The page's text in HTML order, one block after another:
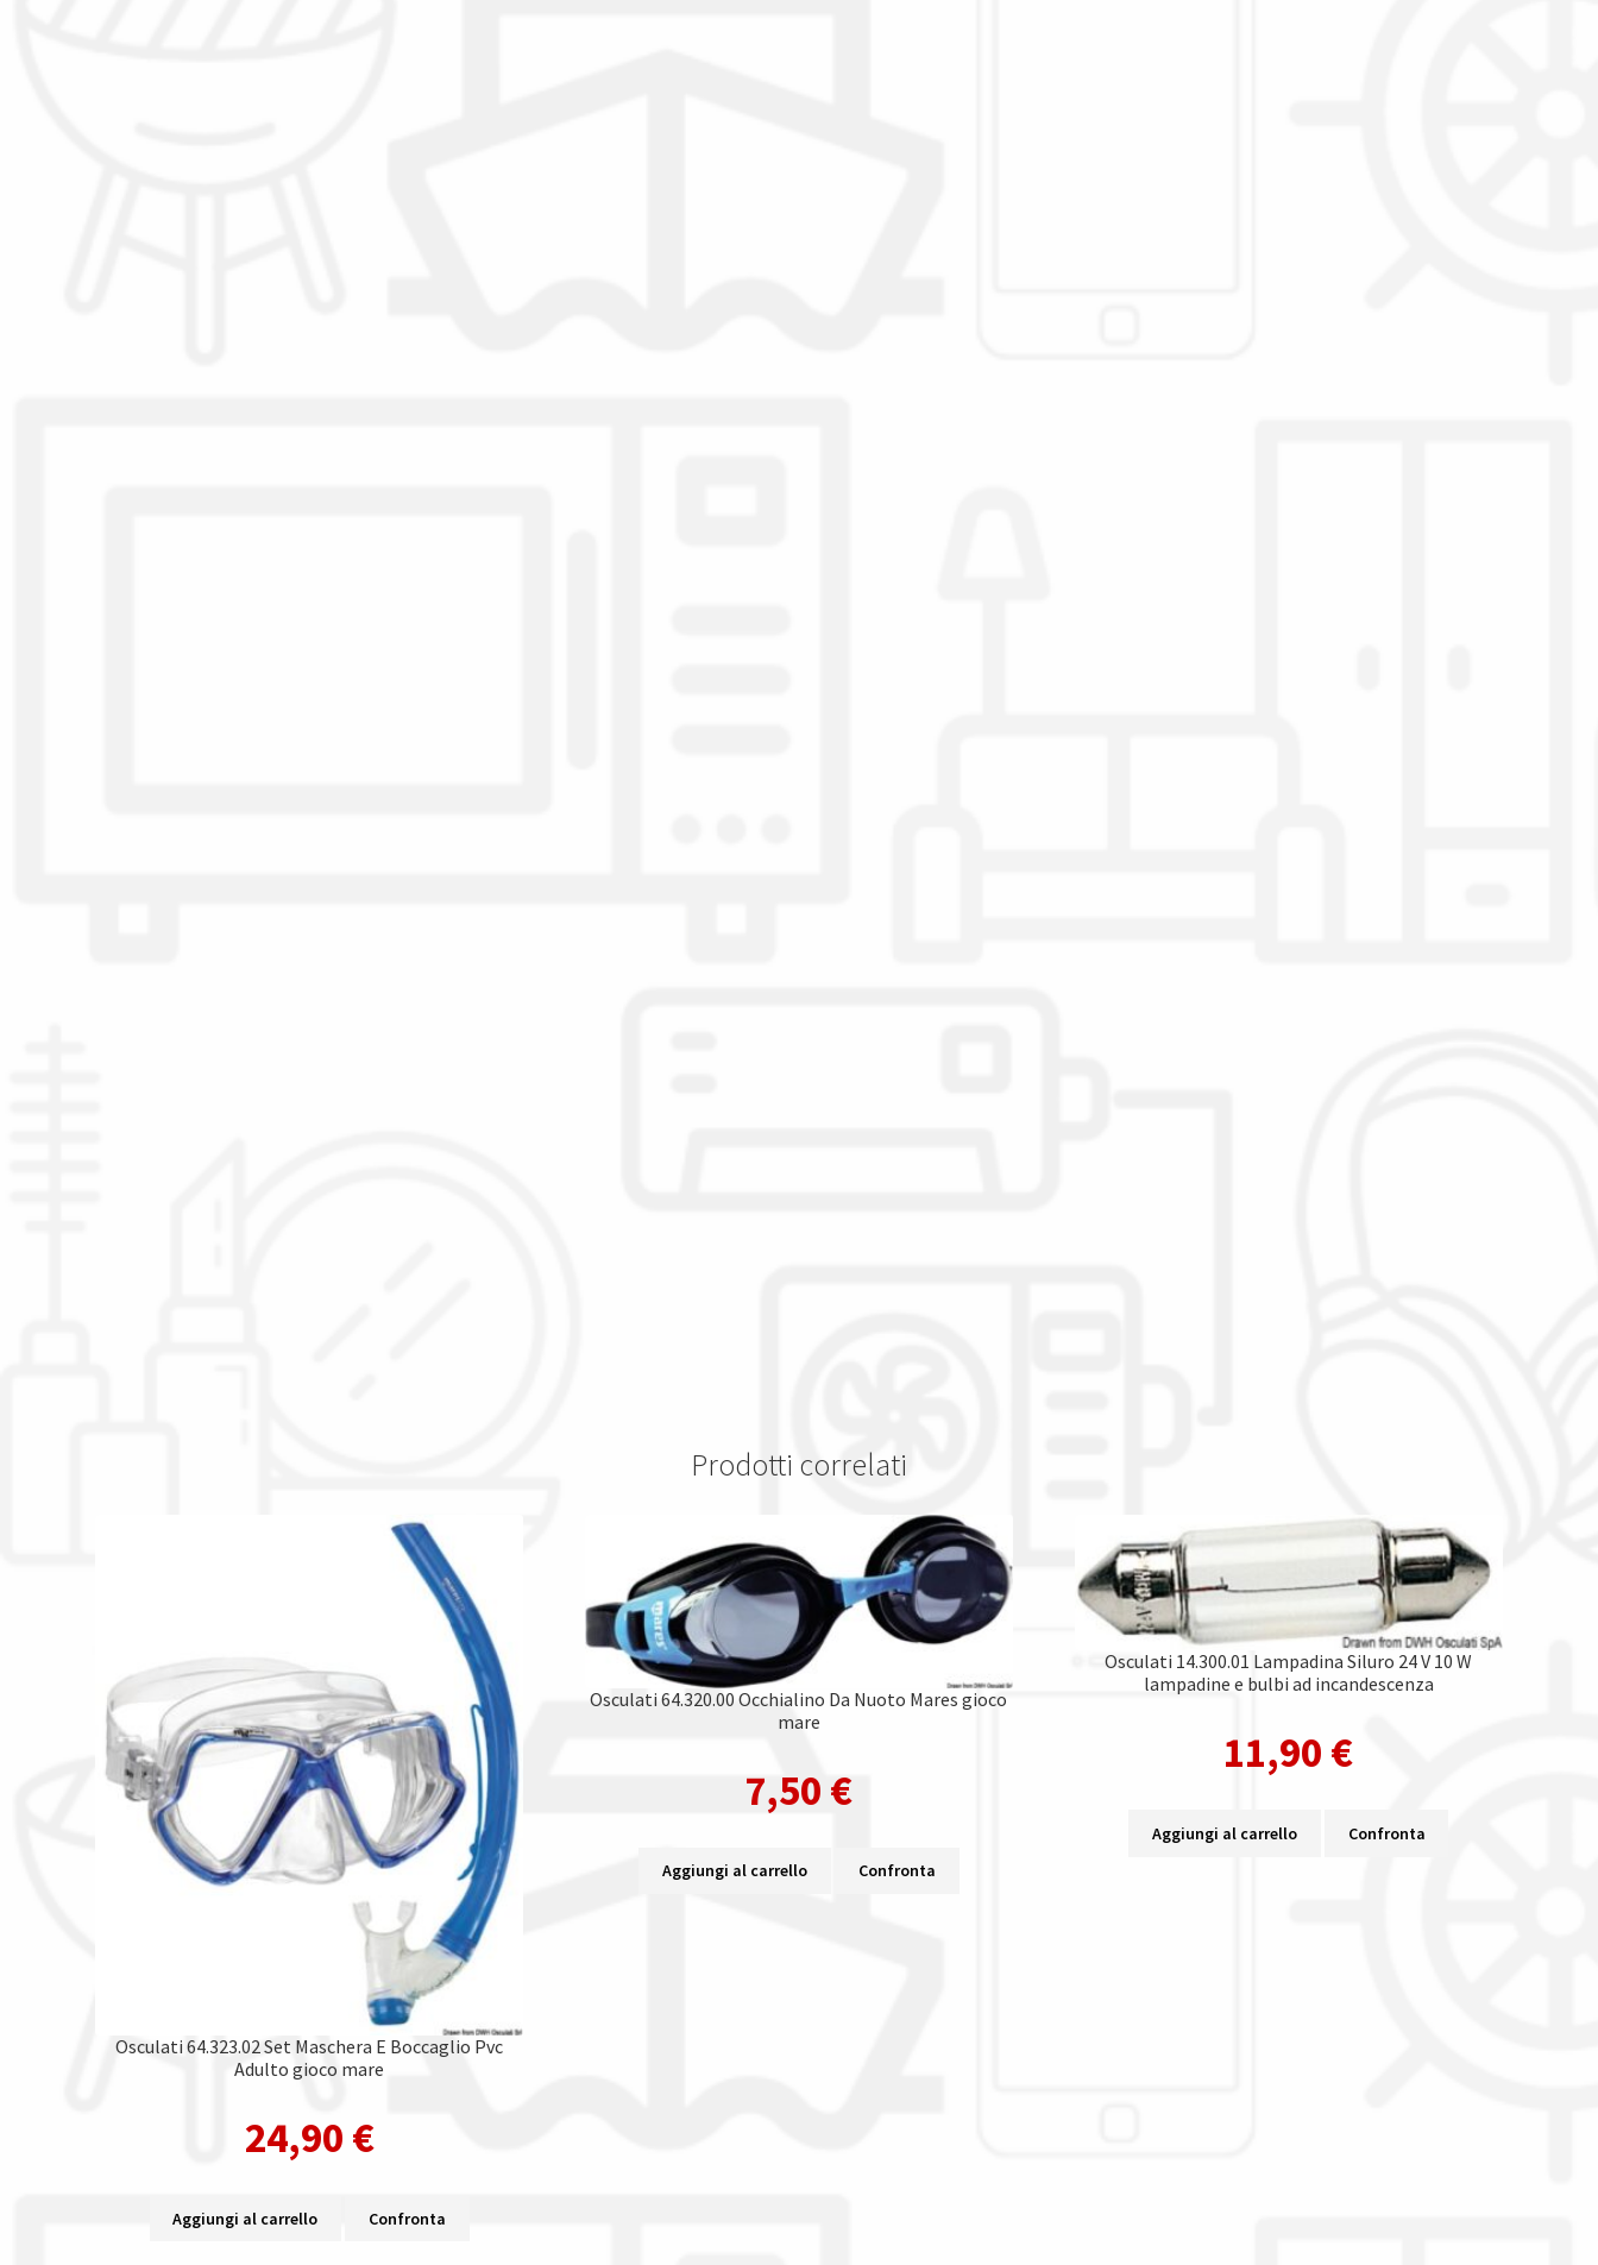
Prodotti correlati
Osculati 64.323.02 Set Maschera E Boccaglio Pvc
Adulto gioco mare
24,90 €
Aggiungi al carrello Confronta
Osculati 64.320.00 Occhialino Da Nuoto Mares gioco
mare
7,50 €
Aggiungi al carrello Confronta
Osculati 14.300.01 Lampadina Siluro 24 V 10 W
lampadine e bulbi ad incandescenza
11,90 €
Aggiungi al carrello Confronta